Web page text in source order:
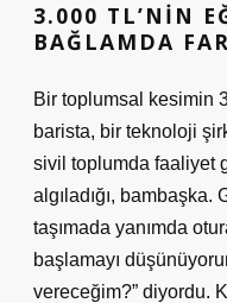
3.000 TL’NIN
BAĞLAMDA
Bir toplumsal kesimin
barista, bir teknoloji
sivil toplumda faaliyet
algıladığı,
taşımada yanımda
başlamayı
vereceğim?” diyordu.